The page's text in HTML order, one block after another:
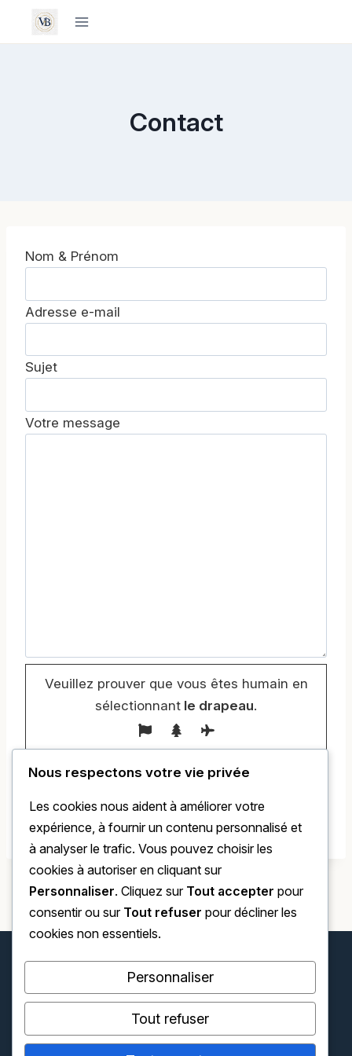
Contact
Nom & Prénom
Adresse e-mail
Sujet
Votre message
Veuillez prouver que vous êtes humain en
sélectionnant le drapeau.
© 2026 Voyage et Bien Etre - Thème WordPress par
Nous respectons votre vie privée
Les cookies nous aident à améliorer votre
expérience, à fournir un contenu personnalisé et
à analyser le trafic. Vous pouvez choisir les
cookies à autoriser en cliquant sur
Personnaliser. Cliquez sur Tout accepter pour
consentir ou sur Tout refuser pour décliner les
cookies non essentiels.
Personnaliser
Tout refuser